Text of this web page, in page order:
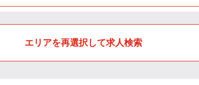
エリアを再選択して求人検索